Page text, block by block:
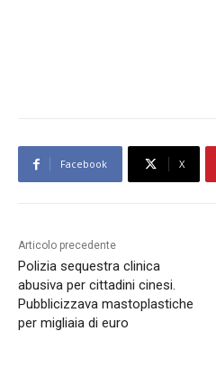
Facebook X
Articolo precedente
Polizia sequestra clinica
abusiva per cittadini cinesi.
Pubblicizzava mastoplastiche
per migliaia di euro